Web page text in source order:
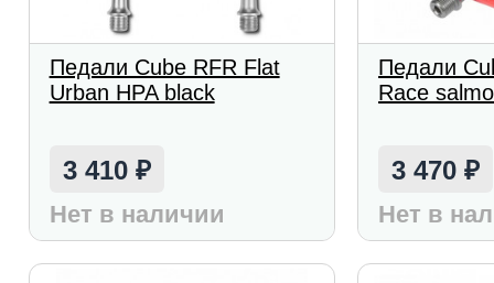
Педали Cube RFR Flat
Urban HPA black
3 410 ₽
Нет в наличии
Педали
Race
3 470₽
Нет в